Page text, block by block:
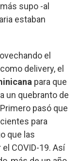
supo -al
estaban
el
delivery, el
para que
un quebranto de
pasó que
para
que las
COVID-19. Así